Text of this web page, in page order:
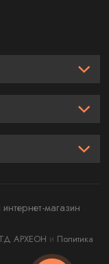
магазин
ТД АРХЕОН и Политика